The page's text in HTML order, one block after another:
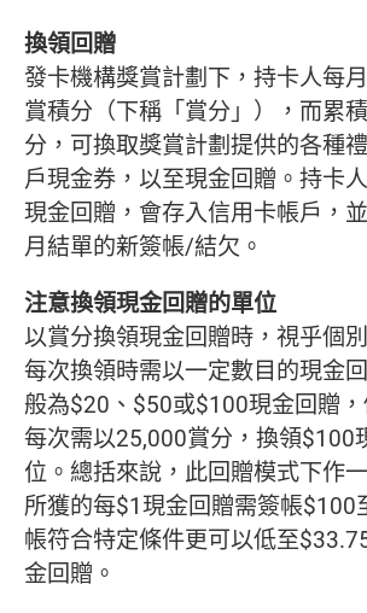
換領回贈
發卡機構獎賞計劃下，持卡人每
賞積分（下稱「賞分」），而累
分，可換取獎賞計劃提供的各種
戶現金券，以至現金回贈。持卡
現金回贈，會存入信用卡帳戶，
月結單的新簽帳/結欠。
注意換領現金回贈的單位
以賞分換領現金回贈時，視乎個
每次換領時需以一定數目的現金
般為$20、$50或$100現金回贈
每次需以25,000賞分，換領$100
位。總括來說，此回贈模式下作
所獲的每$1現金回贈需簽帳$100
帳符合特定條件更可以低至
金回贈。